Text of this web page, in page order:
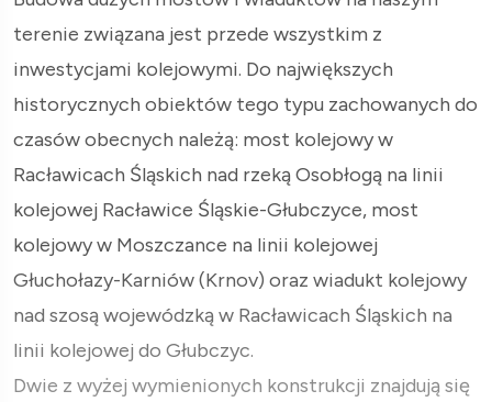
terenie związana jest przede wszystkim z
inwestycjami kolejowymi. Do największych
historycznych obiektów tego typu zachowanych do
czasów obecnych należą: most kolejowy w
Racławicach Śląskich nad rzeką Osobłogą na linii
kolejowej Racławice Śląskie-Głubczyce, most
kolejowy w Moszczance na linii kolejowej
Głuchołazy-Karniów (Krnov) oraz wiadukt kolejowy
nad szosą wojewódzką w Racławicach Śląskich na
linii kolejowej do Głubczyc.
Dwie z wyżej wymienionych konstrukcji znajdują się